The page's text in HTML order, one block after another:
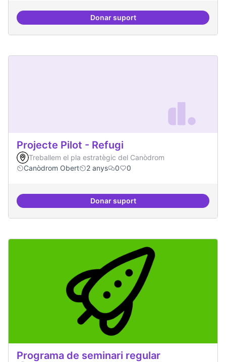
Donar suportProjectes de recerca
Projecte Pilot - Refugi
Treballem el pla estratègic del Canòdrom
Canòdrom Obert
2 anys 0 0
Donar suportProjecte Pilot - Refugi
Programa de seminari regular